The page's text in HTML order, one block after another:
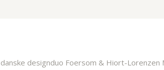
designduo Foersom & Hiort-Lorenzen